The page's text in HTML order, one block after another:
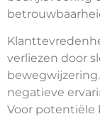
verliezen door
negatieve
Voor potentiële